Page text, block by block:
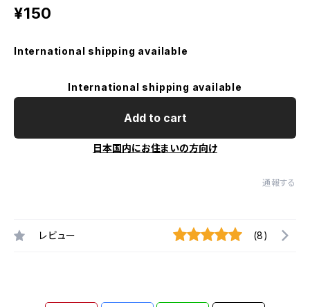
¥150
International shipping available
International shipping available
Add to cart
日本国内にお住まいの方向け
通報する
レビュー (8)